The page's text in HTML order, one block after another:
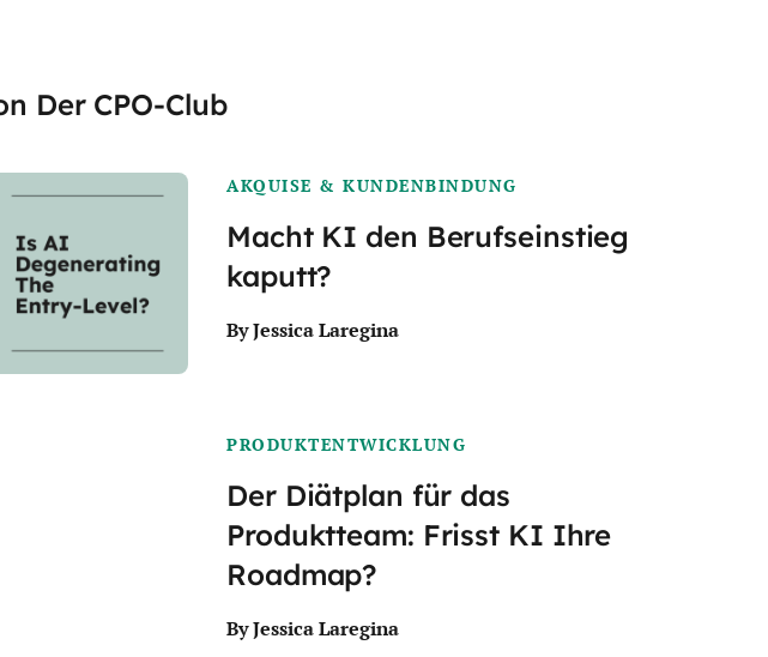
Der CPO-Club
AKQUISE & KUNDENBINDUNG
Macht KI den Berufseinstieg
kaputt?
By Jessica Laregina
PRODUKTENTWICKLUNG
Der Diätplan für das
Produktteam: Frisst KI Ihre
Roadmap?
By Jessica Laregina